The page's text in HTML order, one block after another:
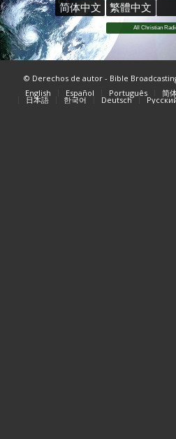
简体中文
繁體中文
All Christian
© Derechos de autor - Bible
English
Español Português 简
日本語 한국어 Deutsch